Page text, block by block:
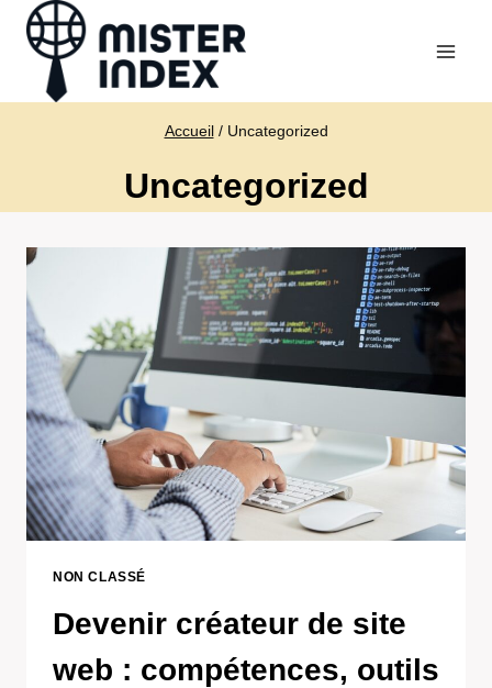
Aller
contenu
Accueil / Uncategorized
Uncategorized
NON CLASSÉ
Devenir créateur de site
web : compétences, outils